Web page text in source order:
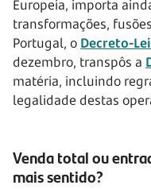
Europeia, importa
transformações,
Portugal, o Decreto-
dezembro, transpôs a
matéria, incluindo
legalidade destas
Venda total ou
mais sentido?